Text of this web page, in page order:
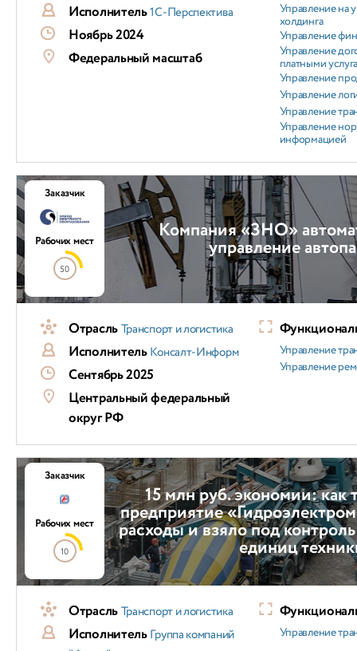
Исполнитель1С-Перспектива
Ноябрь 2024
Федеральный масштаб
Управление на
холдинга
Управление
Управление
платными
Управление
Управление
Управление
Управление
информацией
Компания «ЗНО»
управление
Заказчик
Рабочих мест
50
ОтрасльТранспорт и логистика
ИсполнительКонсалт-Информ
Сентябрь 2025
Центральный федеральный
округ РФ
Управление
Управление
15 млн руб. экономии: как
предприятие
расходы и взяло под
единиц
Заказчик
Рабочих мест
10
ОтрасльТранспорт и логистика
ИсполнительГруппа компаний
Управление